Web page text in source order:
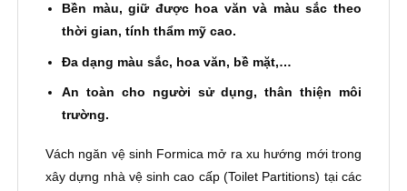
Bền màu, giữ được hoa văn và màu sắc theo
thời gian, tính thẩm mỹ cao.
Đa dạng màu sắc, hoa văn, bề mặt,…
An toàn cho người sử dụng, thân thiện môi
trường.
Vách ngăn vệ sinh Formica mở ra xu hướng mới trong
xây dựng nhà vệ sinh cao cấp (Toilet Partitions) tại các